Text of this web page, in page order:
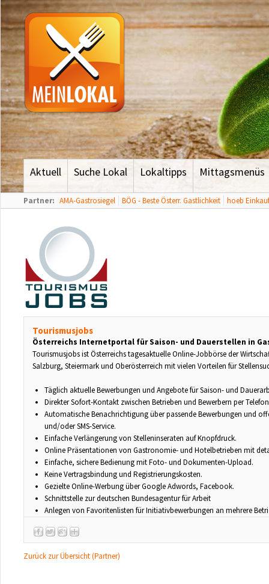
Aktuell Suche Lokal Lokaltipps Mittagsmenüs
Partner: AMA-Gastrosiegel BÖG - Beste Österr. Gastlichkeit hoeb
Tourismusjobs
Österreichs Internetportal für Saison- und Dauerstellen in
Tourismusjobs ist Österreichs tagesaktuelle Online-Jobbörse der
Salzburg, Steiermark und Oberösterreich mit vielen Vorteilen für
Täglich aktuelle Bewerbungen und Angebote für Saison- und
Direkter Sofort-Kontakt zwischen Betrieben und Bewerbern per
Automatische Benachrichtigung über passende Bewerbungen und
und/oder SMS-Service.
Einfache Verlängerung von Stelleninseraten auf Knopfdruck.
Online Präsentationen von Gastronomie- und Hotelbetrieben mit
Einfache, sichere Bedienung mit Foto- und Dokumenten-Upload.
Keine Vertragsbindung und Registrierungskosten.
Gezielte Online-Werbung über Google Adwords, Facebook.
Schnittstelle zur deutschen Bundesagentur für Arbeit
Anlegen von Favoritenlisten für Initiativbewerbungen an mehrere
Zurück zur Übersicht (Partner)